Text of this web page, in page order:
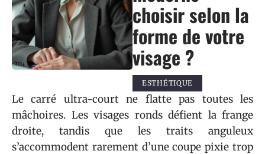
choisir selon la
forme de votre
visage ?
ESTHÉTIQUE
Le carré ultra-court ne flatte pas toutes les
mâchoires. Les visages ronds défient la frange
droite, tandis que les traits anguleux
s’accommodent rarement d’une coupe pixie trop